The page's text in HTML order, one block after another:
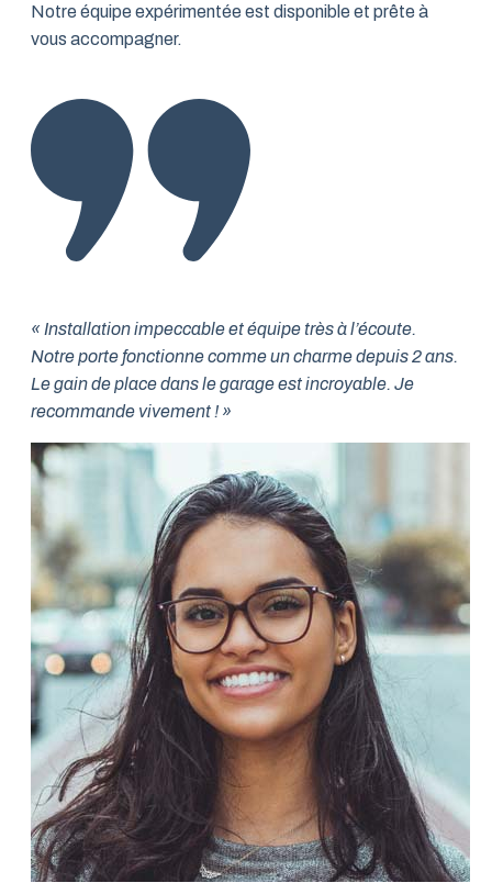
Notre équipe expérimentée est disponible et prête à
vous accompagner.
« Installation impeccable et équipe très à l’écoute.
Notre porte fonctionne comme un charme depuis 2 ans.
Le gain de place dans le garage est incroyable. Je
recommande vivement ! »